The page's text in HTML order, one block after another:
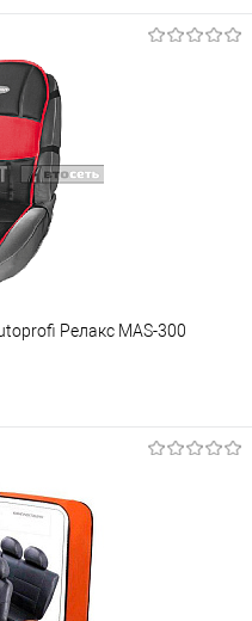
В наличии
Релакс MAS-300
Под заказ